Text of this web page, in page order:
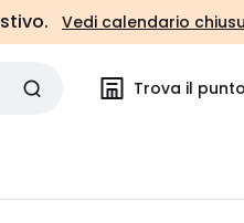
Vedi calendario
Trova il